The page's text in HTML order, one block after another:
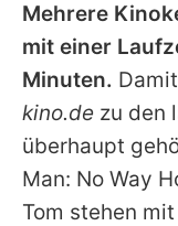
Mehrere
mit einer
Minuten.
kino.de zu den
überhaupt
Man: No Way
Tom stehen mit